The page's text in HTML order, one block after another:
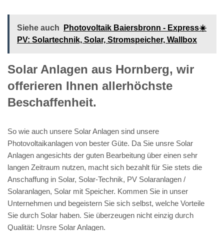
Siehe auch
Photovoltaik Baiersbronn - Express☀️
PV️: Solartechnik, Solar, Stromspeicher, Wallbox
Solar Anlagen aus Hornberg, wir
offerieren Ihnen allerhöchste
Beschaffenheit.
So wie auch unsere Solar Anlagen sind unsere
Photovoltaikanlagen von bester Güte. Da Sie unsre Solar
Anlagen angesichts der guten Bearbeitung über einen sehr
langen Zeitraum nutzen, macht sich bezahlt für Sie stets die
Anschaffung in Solar, Solar-Technik, PV Solaranlagen /
Solaranlagen, Solar mit Speicher. Kommen Sie in unser
Unternehmen und begeistern Sie sich selbst, welche Vorteile
Sie durch Solar haben. Sie überzeugen nicht einzig durch
Qualität: Unsre Solar Anlagen.